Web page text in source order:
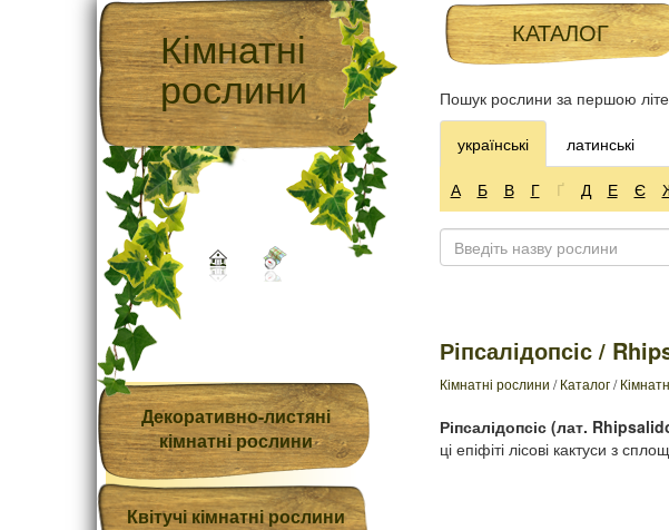
Кімнатні
рослини
Декоративно-листяні
кімнатні рослини
Квітучі кімнатні рослини
КАТАЛОГ
Пошук рослини за першою
українські латинські
А Б В Г Ґ Д Е Є
Ріпсалідопсіс /
Кімнатні рослини /Каталог/
Ріпсалідопсіс (лат.
ці епіфіті лісові кактуси з